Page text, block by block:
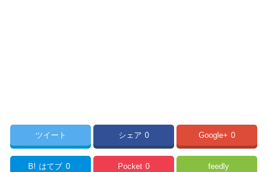
ツイート シェア 0 Google+ 0
B! はてブ 0 Pocket 0 feedly